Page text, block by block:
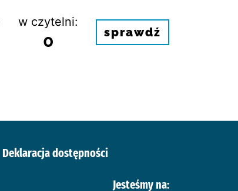
w czytelni:
0 sprawdź
Deklaracja dostępności
Jesteśmy na: